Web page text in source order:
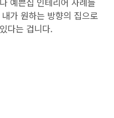
가 원하는 방향의 집으로
다는 겁니다.